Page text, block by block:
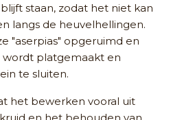
staan, zodat het niet kan
langs de heuvelhellingen.
"aserpias" opgeruimd en
platgemaakt en
te sluiten.
het bewerken vooral uit
en het behouden van